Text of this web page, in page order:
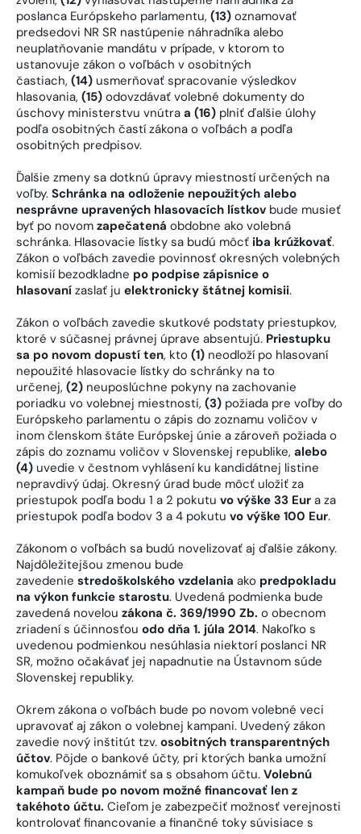
poslanca Európskeho parlamentu, (13) oznamovať
predsedovi NR SR nastúpenie náhradníka alebo
neuplatňovanie mandátu v prípade, v ktorom to
ustanovuje zákon o voľbách v osobitných
častiach, (14) usmerňovať spracovanie výsledkov
hlasovania, (15) odovzdávať volebné dokumenty do
úschovy ministerstvu vnútra a (16) plniť ďalšie úlohy
podľa osobitných častí zákona o voľbách a podľa
osobitných predpisov.
Ďalšie zmeny sa dotknú úpravy miestností určených na
voľby. Schránka na odloženie nepoužitých alebo
nesprávne upravených hlasovacích lístkov bude musieť
byť po novom zapečatená obdobne ako volebná
schránka. Hlasovacie lístky sa budú môcť iba krúžkovať.
Zákon o voľbách zavedie povinnosť okresných volebných
komisií bezodkladne po podpise zápisnice o
hlasovaní zaslať ju elektronicky štátnej komisii.
Zákon o voľbách zavedie skutkové podstaty priestupkov,
ktoré v súčasnej právnej úprave absentujú. Priestupku
sa po novom dopustí ten, kto (1) neodloží po hlasovaní
nepoužité hlasovacie lístky do schránky na to
určenej, (2) neuposlúchne pokyny na zachovanie
poriadku vo volebnej miestnosti, (3) požiada pre voľby do
Európskeho parlamentu o zápis do zoznamu voličov v
inom členskom štáte Európskej únie a zároveň požiada o
zápis do zoznamu voličov v Slovenskej republike, alebo
(4) uvedie v čestnom vyhlásení ku kandidátnej listine
nepravdivý údaj. Okresný úrad bude môcť uložiť za
priestupok podľa bodu 1 a 2 pokutu vo výške 33 Eur a za
priestupok podľa bodov 3 a 4 pokutu vo výške 100 Eur.
Zákonom o voľbách sa budú novelizovať aj ďalšie zákony.
Najdôležitejšou zmenou bude
zavedenie stredoškolského vzdelania ako predpokladu
na výkon funkcie starostu. Uvedená podmienka bude
zavedená novelou zákona č. 369/1990 Zb. o obecnom
zriadení s účinnosťou odo dňa 1. júla 2014. Nakoľko s
uvedenou podmienkou nesúhlasia niektorí poslanci NR
SR, možno očakávať jej napadnutie na Ústavnom súde
Slovenskej republiky.
Okrem zákona o voľbách bude po novom volebné veci
upravovať aj zákon o volebnej kampani. Uvedený zákon
zavedie nový inštitút tzv. osobitných transparentných
účtov. Pôjde o bankové účty, pri ktorých banka umožní
komukoľvek oboznámiť sa s obsahom účtu. Volebnú
kampaň bude po novom možné financovať len z
takéhoto účtu. Cieľom je zabezpečiť možnosť verejnosti
kontrolovať financovanie a finančné toky súvisiace s